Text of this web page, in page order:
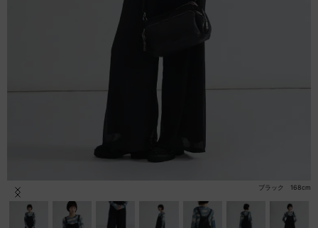
サイズガイド
ブラック 168cm
Item